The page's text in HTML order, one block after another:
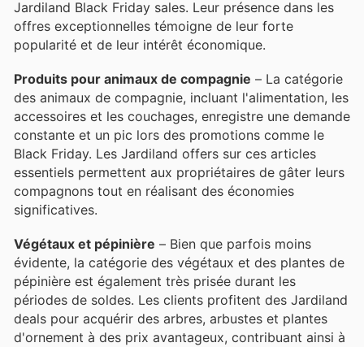
Jardiland Black Friday sales. Leur présence dans les
offres exceptionnelles témoigne de leur forte
popularité et de leur intérêt économique.
Produits pour animaux de compagnie – La catégorie
des animaux de compagnie, incluant l'alimentation, les
accessoires et les couchages, enregistre une demande
constante et un pic lors des promotions comme le
Black Friday. Les Jardiland offers sur ces articles
essentiels permettent aux propriétaires de gâter leurs
compagnons tout en réalisant des économies
significatives.
Végétaux et pépinière – Bien que parfois moins
évidente, la catégorie des végétaux et des plantes de
pépinière est également très prisée durant les
périodes de soldes. Les clients profitent des Jardiland
deals pour acquérir des arbres, arbustes et plantes
d'ornement à des prix avantageux, contribuant ainsi à